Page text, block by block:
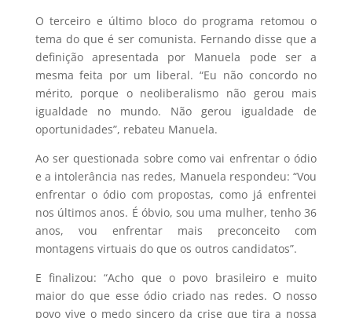
O terceiro e último bloco do programa retomou o
tema do que é ser comunista. Fernando disse que a
definição apresentada por Manuela pode ser a
mesma feita por um liberal. “Eu não concordo no
mérito, porque o neoliberalismo não gerou mais
igualdade no mundo. Não gerou igualdade de
oportunidades”, rebateu Manuela.
Ao ser questionada sobre como vai enfrentar o ódio
e a intolerância nas redes, Manuela respondeu: “Vou
enfrentar o ódio com propostas, como já enfrentei
nos últimos anos. É óbvio, sou uma mulher, tenho 36
anos, vou enfrentar mais preconceito com
montagens virtuais do que os outros candidatos”.
E finalizou: “Acho que o povo brasileiro e muito
maior do que esse ódio criado nas redes. O nosso
povo vive o medo sincero da crise que tira a nossa